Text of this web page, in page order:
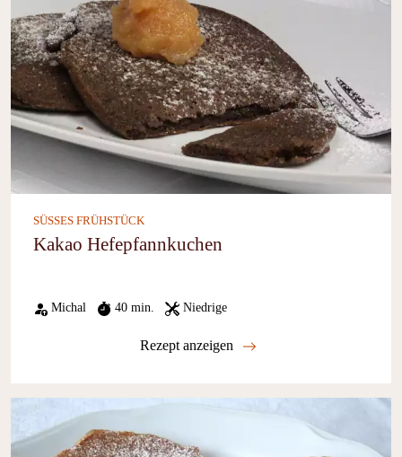
SÜSSES FRÜHSTÜCK
Kakao Hefepfannkuchen
Michal 40 min. Niedrige
Rezept anzeigen